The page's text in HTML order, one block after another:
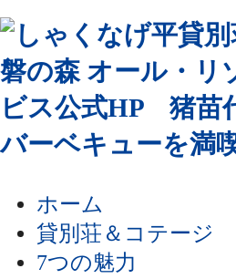
ホーム
貸別荘＆コテージ
7つの魅力